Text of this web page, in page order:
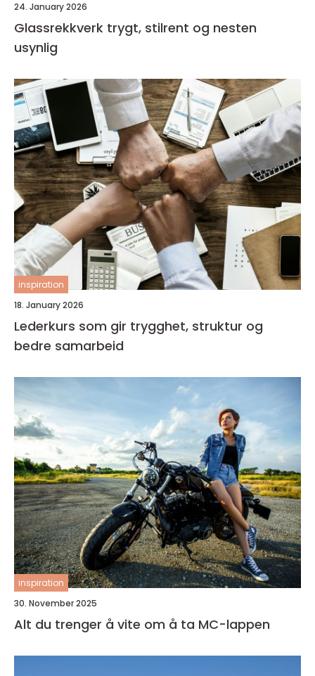
24. January 2026
Glassrekkverk trygt, stilrent og nesten
usynlig
inspiration
18. January 2026
Lederkurs som gir trygghet, struktur og
bedre samarbeid
inspiration
30. November 2025
Alt du trenger å vite om å ta MC-lappen